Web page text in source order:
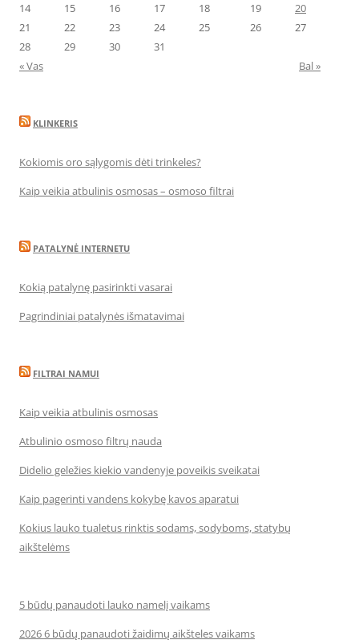
14
15 16 17 18 19
20
21
22 23 24 25 26
27
28
29 30
31
« Vas
Bal »
KLINKERIS
Kokiomis oro sąlygomis dėti trinkeles?
Kaip veikia atbulinis osmosas – osmoso filtrai
PATALYNĖ INTERNETU
Kokią patalynę pasirinkti vasarai
Pagrindiniai patalynės išmatavimai
FILTRAI NAMUI
Kaip veikia atbulinis osmosas
Atbulinio osmoso filtrų nauda
Didelio geležies kiekio vandenyje poveikis sveikatai
Kaip pagerinti vandens kokybę kavos aparatui
Kokius lauko tualetus rinktis sodams, sodyboms, statybų
aikštelėms
5 būdų panaudoti lauko namelį vaikams
2026 6 būdų panaudoti žaidimų aikšteles vaikams